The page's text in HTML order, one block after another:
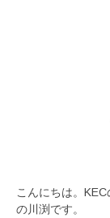
こんにちは。
の川渕です。